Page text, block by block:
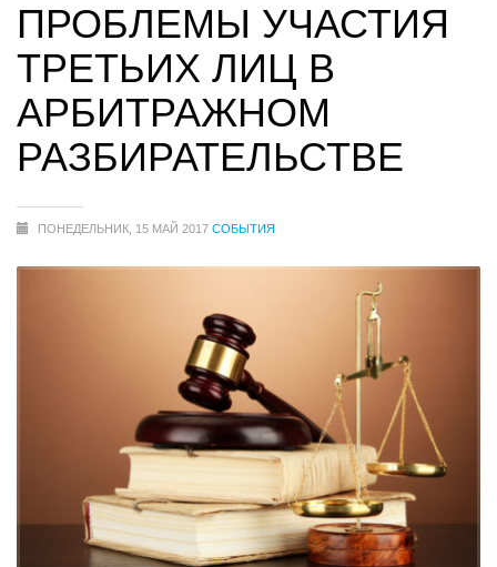
ПРОБЛЕМЫ УЧАСТИЯ
ТРЕТЬИХ ЛИЦ В
АРБИТРАЖНОМ
РАЗБИРАТЕЛЬСТВЕ
ПОНЕДЕЛЬНИК, 15 МАЙ 2017 СОБЫТИЯ